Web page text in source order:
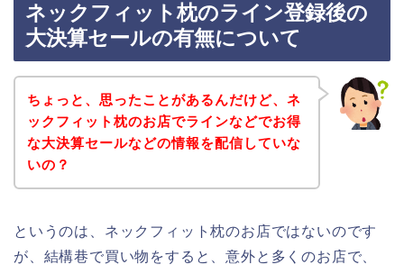
ネックフィット枕のライン登録後の
大決算セールの有無について
ちょっと、思ったことがあるんだけど、ネ
ックフィット枕のお店でラインなどでお得
な大決算セールなどの情報を配信していな
いの？
というのは、ネックフィット枕のお店ではないのです
が、結構巷で買い物をすると、意外と多くのお店で、